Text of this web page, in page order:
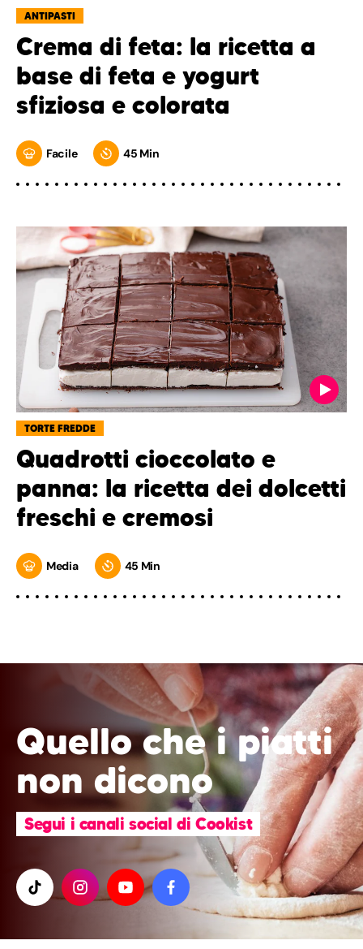
ANTIPASTI
Crema di feta: la ricetta a
base di feta e yogurt
sfiziosa e colorata
Facile 45 Min
TORTE FREDDE
Quadrotti cioccolato e
panna: la ricetta dei dolcetti
freschi e cremosi
Media 45 Min
Quello che i piatti
non dicono
Segui i canali social di Cookist